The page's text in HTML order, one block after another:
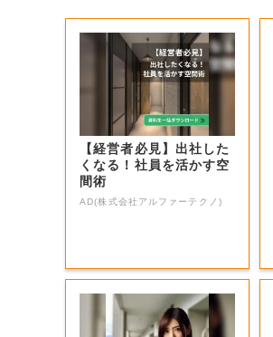
【経営者必見】出社した
くなる！社員を活かす空
間術
AD(株式会社アルファーテクノ)